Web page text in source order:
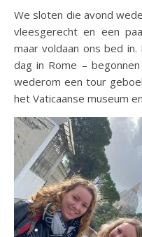
We sloten die avond
vleesgerecht en een
maar voldaan ons bed
dag in Rome –
wederom een tour
het Vaticaanse museum